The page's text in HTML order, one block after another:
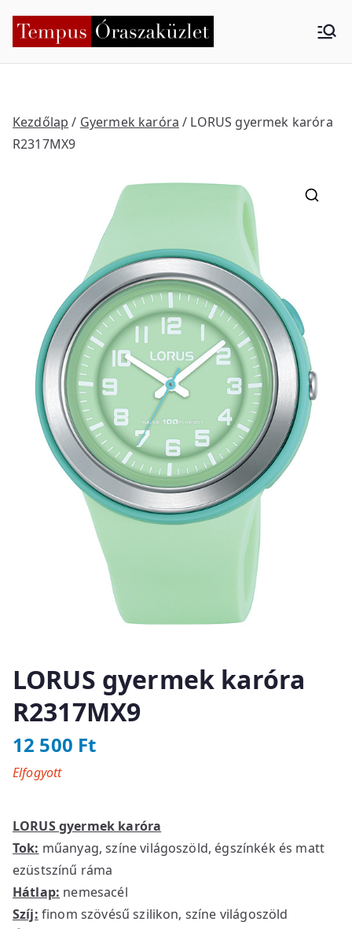
Tempus
küzlet
Kezdőlap / Gyermek karóra / LORUS gyermek karóra
R2317MX9
LORUS gyermek karóra
R2317MX9
12 500 Ft
LORUS gyermek karóra
Tok: műanyag, színe világoszöld, égszínkék és matt
ezüstszínű ráma
Hátlap: nemesacél
Szíj: finom szövésű szilikon, színe világoszöld
Elfogyott